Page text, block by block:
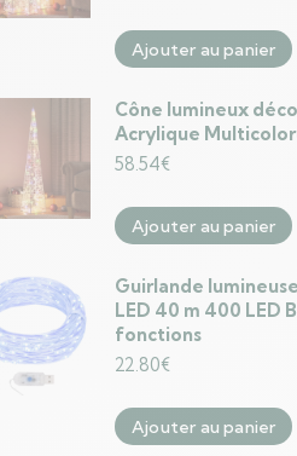
Ajouter au panier
Cône lumineux
Acrylique
58.54€
Ajouter au panier
Guirlande
LED 40 m 400 LED
fonctions
22.80€
Ajouter au panier